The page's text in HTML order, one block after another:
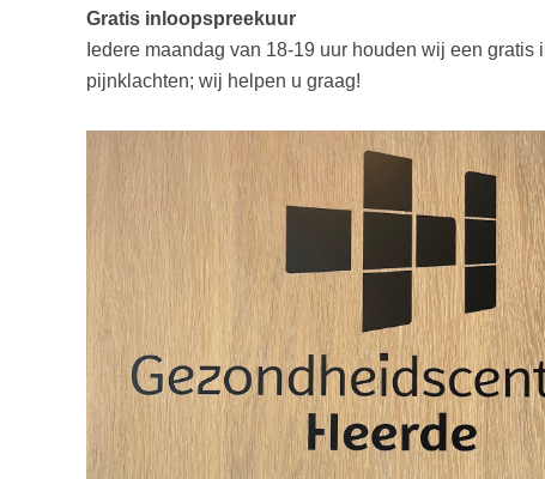
Gratis inloopspreekuur
Iedere maandag van 18-19 uur houden wij een
pijnklachten; wij helpen u graag!